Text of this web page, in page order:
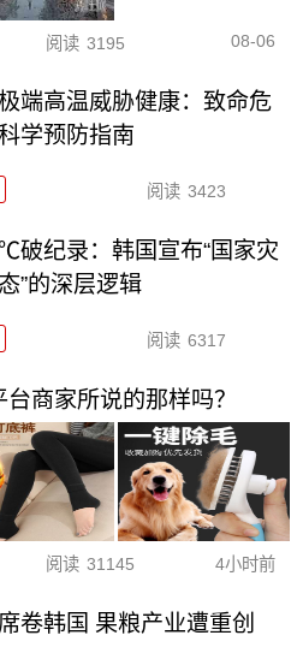
阅读 3195 08-06
端高温威胁健康：致命危
学预防指南
阅读 3423
破纪录：韩国宣布“国家灾
”的深层逻辑
阅读 6317
商家所说的那样吗？
阅读 31145 4小时前
卷韩国 果粮产业遭重创